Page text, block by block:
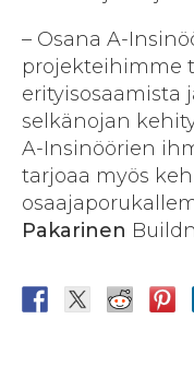
– Osana A-
projekteihimme
erityisosaamista
selkänojan
A-Insinöörien
tarjoaa myös
Pakarinen